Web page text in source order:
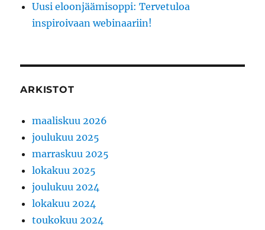
Uusi eloonjäämisoppi: Tervetuloa
inspiroivaan webinaariin!
ARKISTOT
maaliskuu 2026
joulukuu 2025
marraskuu 2025
lokakuu 2025
joulukuu 2024
lokakuu 2024
toukokuu 2024